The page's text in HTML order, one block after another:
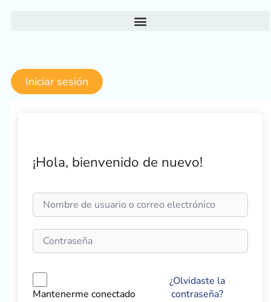
Iniciar sesión
¡Hola, bienvenido de nuevo!
Mantenerme conectado
¿Olvidaste la
contraseña?